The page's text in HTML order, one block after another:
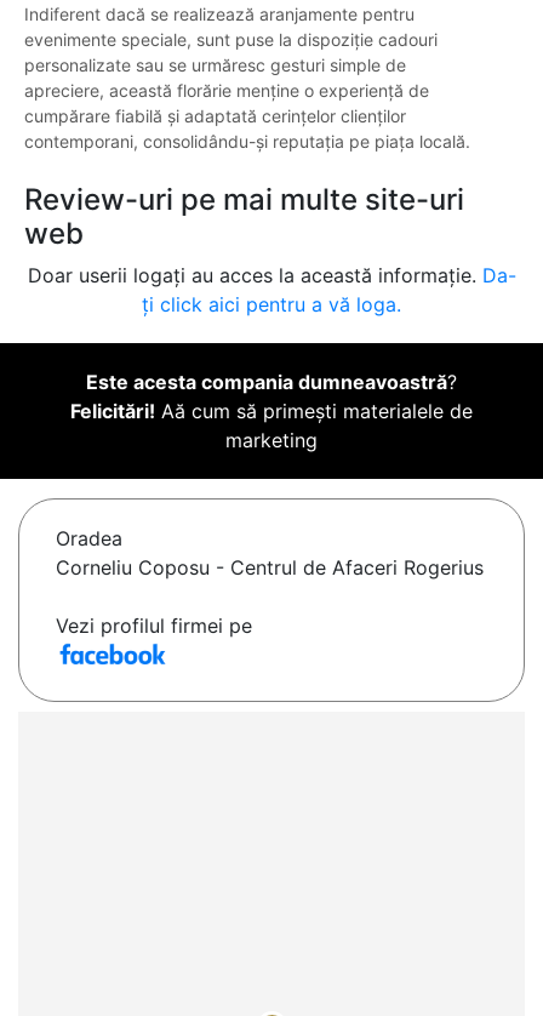
Indiferent dacă se realizează aranjamente pentru
evenimente speciale, sunt puse la dispoziţie cadouri
personalizate sau se urmăresc gesturi simple de
apreciere, această florărie menţine o experienţă de
cumpărare fiabilă şi adaptată cerinţelor clienţilor
contemporani, consolidându-şi reputaţia pe piaţa locală.
Review-uri pe mai multe site-uri
web
Doar userii logați au acces la această informație. Da-
ți click aici pentru a vă loga.
Este acesta compania dumneavoastră?
Felicitări! Aă cum să primești materialele de
marketing
Oradea
Corneliu Coposu - Centrul de Afaceri Rogerius
Vezi profilul firmei pe